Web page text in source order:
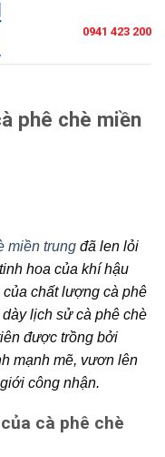
0941 423 200
phê chè miền
miền trung đã len lỏi
hoa của khí hậu
của chất lượng cà phê
dàylịch sử cà phê chè
được trồng bởi
mạnh mẽ, vươn lên
công nhận.
cà phê chè